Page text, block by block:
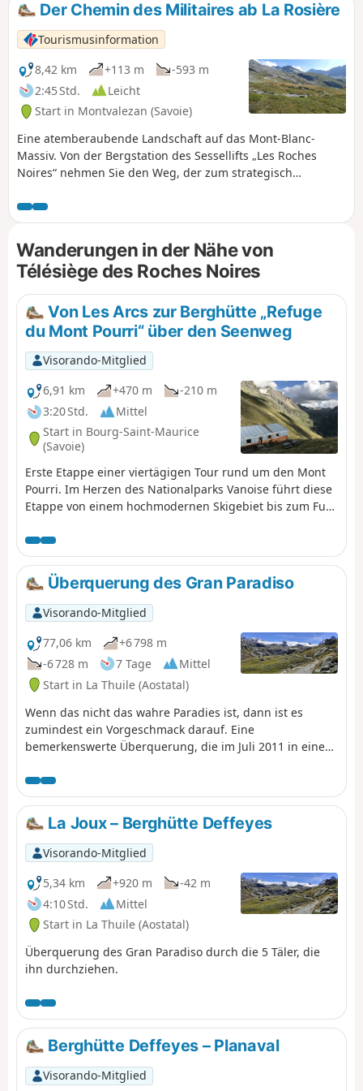
Der Chemin des Militaires ab La Rosière
Tourismusinformation
8,42 km
+113 m
-593 m
2:45 Std.
Leicht
Start in Montvalezan (Savoie)
Eine atemberaubende Landschaft auf das Mont-Blanc-
Massiv. Von der Bergstation des Sessellifts „Les Roches
Noires“ nehmen Sie den Weg, der zum strategisch
führt. Von dort aus bietet eine Hängebrücke einen Blick auf
den Mont Blanc.
Wanderungen in der Nähe von
Télésiège des Roches Noires
Von Les Arcs zur Berghütte „Refuge
du Mont Pourri“ über den Seenweg
Visorando-Mitglied
6,91 km
+470 m
-210 m
3:20 Std.
Mittel
Start in Bourg-Saint-Maurice
(Savoie)
Erste Etappe einer viertägigen Tour rund um den Mont
Pourri. Im Herzen des Nationalparks Vanoise führt diese
Etappe von einem hochmodernen Skigebiet bis zum Fuß
Atemberaubender Blick auf Bellecôte (Nordwand), den
Aliet und seinen herrlichen Schuttkegel sowie auf die
Grande Motte und das Tal von Plan de la Plagne.
Überquerung des Gran Paradiso
Visorando-Mitglied
77,06 km
+6 798 m
-6 728 m
7 Tage
Mittel
Start in La Thuile (Aostatal)
Wenn das nicht das wahre Paradies ist, dann ist es
zumindest ein Vorgeschmack darauf. Eine
bemerkenswerte Überquerung, die im Juli 2011 in einer
des Aostatals entdecken kann und die auf einem
Balkonweg auf dem Gipfel des Gran Paradiso endet.
La Joux – Berghütte Deffeyes
Visorando-Mitglied
5,34 km
+920 m
-42 m
4:10 Std.
Mittel
Start in La Thuile (Aostatal)
Überquerung des Gran Paradiso durch die 5 Täler, die
ihn durchziehen.
Berghütte Deffeyes – Planaval
Visorando-Mitglied